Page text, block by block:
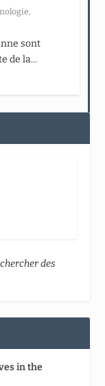
sont
de la...
des
in the